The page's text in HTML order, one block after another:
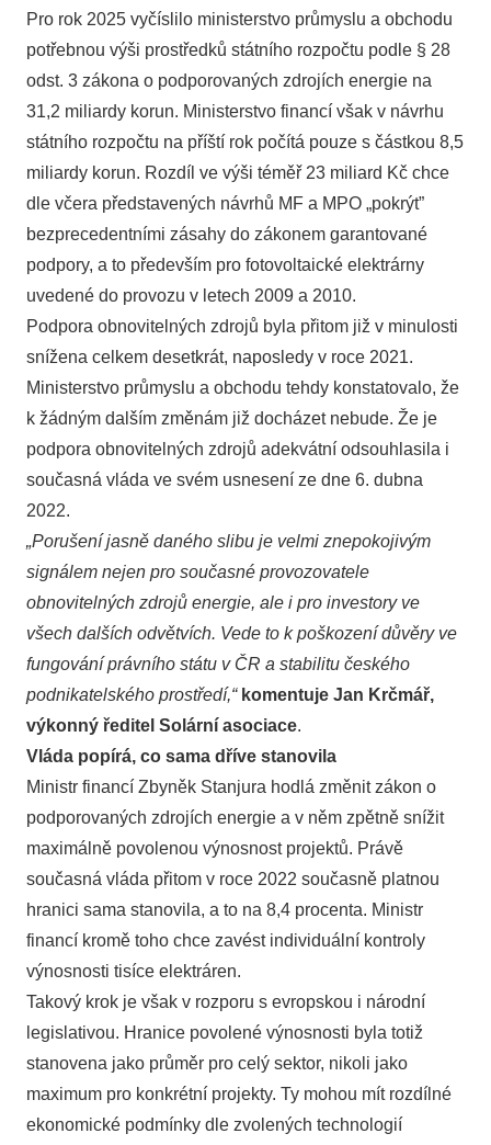
Pro rok 2025 vyčíslilo ministerstvo průmyslu a obchodu
potřebnou výši prostředků státního rozpočtu podle § 28
odst. 3 zákona o podporovaných zdrojích energie na
31,2 miliardy korun. Ministerstvo financí však v návrhu
státního rozpočtu na příští rok počítá pouze s částkou 8,5
miliardy korun. Rozdíl ve výši téměř 23 miliard Kč chce
dle včera představených návrhů MF a MPO „pokrýt”
bezprecedentními zásahy do zákonem garantované
podpory, a to především pro fotovoltaické elektrárny
uvedené do provozu v letech 2009 a 2010.
Podpora obnovitelných zdrojů byla přitom již v minulosti
snížena celkem desetkrát, naposledy v roce 2021.
Ministerstvo průmyslu a obchodu tehdy konstatovalo, že
k žádným dalším změnám již docházet nebude. Že je
podpora obnovitelných zdrojů adekvátní odsouhlasila i
současná vláda ve svém usnesení ze dne 6. dubna
2022.
„Porušení jasně daného slibu je velmi znepokojivým
signálem nejen pro současné provozovatele
obnovitelných zdrojů energie, ale i pro investory ve
všech dalších odvětvích. Vede to k poškození důvěry ve
fungování právního státu v ČR a stabilitu českého
podnikatelského prostředí,“ komentuje Jan Krčmář,
výkonný ředitel Solární asociace.
Vláda popírá, co sama dříve stanovila
Ministr financí Zbyněk Stanjura hodlá změnit zákon o
podporovaných zdrojích energie a v něm zpětně snížit
maximálně povolenou výnosnost projektů. Právě
současná vláda přitom v roce 2022 současně platnou
hranici sama stanovila, a to na 8,4 procenta. Ministr
financí kromě toho chce zavést individuální kontroly
výnosnosti tisíce elektráren.
Takový krok je však v rozporu s evropskou i národní
legislativou. Hranice povolené výnosnosti byla totiž
stanovena jako průměr pro celý sektor, nikoli jako
maximum pro konkrétní projekty. Ty mohou mít rozdílné
ekonomické podmínky dle zvolených technologií